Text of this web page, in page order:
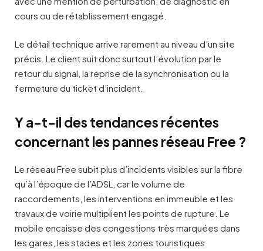
cours ou de rétablissement engagé.
Le détail technique arrive rarement au niveau d’un site
précis. Le client suit donc surtout l’évolution par le
retour du signal, la reprise de la synchronisation ou la
fermeture du ticket d’incident.
Y a-t-il des tendances récentes
concernant les pannes réseau Free ?
Le réseau Free subit plus d’incidents visibles sur la fibre
qu’à l’époque de l’ADSL, car le volume de
raccordements, les interventions en immeuble et les
travaux de voirie multiplient les points de rupture. Le
mobile encaisse des congestions très marquées dans
les gares, les stades et les zones touristiques